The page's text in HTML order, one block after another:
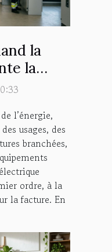
la
la
l’énergie,
usages, des
branchées,
ordre, à la
la facture. En